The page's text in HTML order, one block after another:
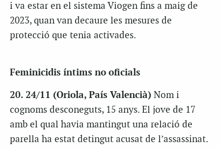
i va estar en el sistema Viogen fins a maig de
2023, quan van decaure les mesures de
protecció que tenia activades.
Feminicidis íntims no oficials
20. 24/11 (Oriola, País Valencià) Nom i
cognoms desconeguts, 15 anys. El jove de 17
amb el qual havia mantingut una relació de
parella ha estat detingut acusat de l’assassinat.